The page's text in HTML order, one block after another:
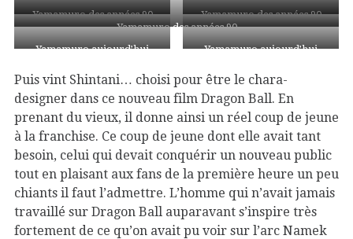
Yamamuro des années 90
Yamamuro des années 90
Yamamuro des années 90
Yamamuro aujourd’hui
Yamamuro aujourd’hui
Puis vint Shintani… choisi pour être le chara-
designer dans ce nouveau film Dragon Ball. En
prenant du vieux, il donne ainsi un réel coup de jeune
à la franchise. Ce coup de jeune dont elle avait tant
besoin, celui qui devait conquérir un nouveau public
tout en plaisant aux fans de la première heure un peu
chiants il faut l’admettre. L’homme qui n’avait jamais
travaillé sur Dragon Ball auparavant s’inspire très
fortement de ce qu’on avait pu voir sur l’arc Namek